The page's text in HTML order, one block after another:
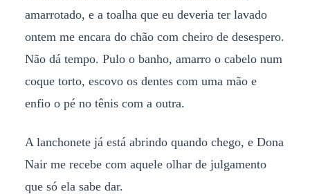
amarrotado, e a toalha que eu deveria ter lavado
ontem me encara do chão com cheiro de desespero.
Não dá tempo. Pulo o banho, amarro o cabelo num
coque torto, escovo os dentes com uma mão e
enfio o pé no tênis com a outra.
A lanchonete já está abrindo quando chego, e Dona
Nair me recebe com aquele olhar de julgamento
que só ela sabe dar.